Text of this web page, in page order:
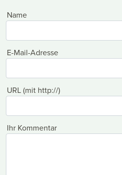
Name
E-Mail-Adresse
URL (mit http://)
Ihr Kommentar